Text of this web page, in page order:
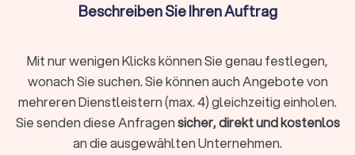
Steuerberater vor Ort oder digital wählen?
Moderne Steuerberatung findet längst nicht mehr nur im
klassischen Büro statt. Digitale Kanzleien bieten ihre
Dienstleistungen vollständig online an, von der
Belegübermittlung bis zur Videoberatung. Beide Modelle
haben Vorzüge:
Beschreiben Sie Ihren Auftrag
Mit nur wenigen Klicks können Sie genau festlegen,
wonach Sie suchen. Sie können auch Angebote von
mehreren Dienstleistern (max. 4) gleichzeitig einholen.
Sie senden diese Anfragensicher, direkt und kostenlos
an die ausgewählten Unternehmen.